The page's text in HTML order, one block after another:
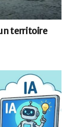
territoire